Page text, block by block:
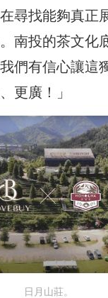
尋找能夠真正
南投的茶文化
們有信心讓這
更廣！」
日月山莊。